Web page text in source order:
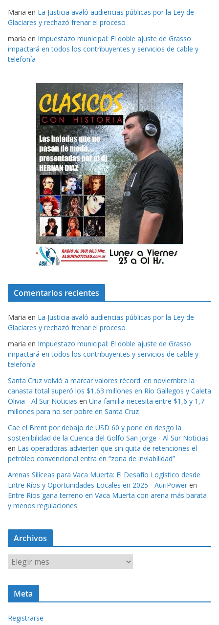
Maria en La Justicia avaló audiencias públicas por la Ley de
Glaciares y rechazó frenar el proceso
maria en Impuestazo municipal: El doble ajuste de Grasso
impactará en todos los contribuyentes y servicios de cable y
telefonía
Comentarios recientes
Maria en La Justicia avaló audiencias públicas por la Ley de
Glaciares y rechazó frenar el proceso
maria en Impuestazo municipal: El doble ajuste de Grasso
impactará en todos los contribuyentes y servicios de cable y
telefonía
Santa Cruz volvió a marcar valores récord: en noviembre la
canasta total superó los $1,63 millones en Río Gallegos y Caleta
Olivia - Al Sur Noticias en Una familia necesita entre $1,6 y 1,7
millones para no ser pobre en Santa Cruz
Cae el Brent por debajo de USD 60 y pone en riesgo la
sostenibilidad de la Cuenca del Golfo San Jorge - Al Sur Noticias
en Las operadoras advierten que sin quita de retenciones el
petróleo convencional entra en “zona de inviabilidad”
Arenas Silíceas para Vaca Muerta: El Desafío Logístico desde
Entre Ríos y Oportunidades Locales en 2025 - AuriPower en
Entre Ríos gana terreno en Vaca Muerta con arena más barata
y menos regulaciones
Archivos
r
c
v
Meta
Registrarse